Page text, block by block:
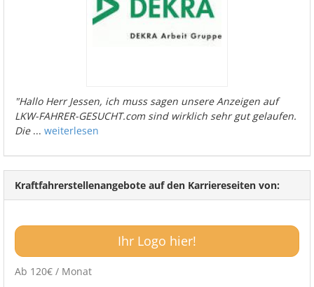
"Hallo Herr Jessen, ich muss sagen unsere Anzeigen auf
LKW-FAHRER-GESUCHT.com sind wirklich sehr gut gelaufen.
Die... weiterlesen
Kraftfahrerstellenangebote auf den Karriereseiten von:
Ihr Logo hier!
Ab 120€ / Monat